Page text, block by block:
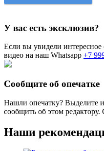
У вас есть эксклюзив?
Если вы увидели
видео на наш Whatsapp +7
Сообщите об опечатке
Нашли опечатку? Выделите
сообщить об этом редактору.
Наши